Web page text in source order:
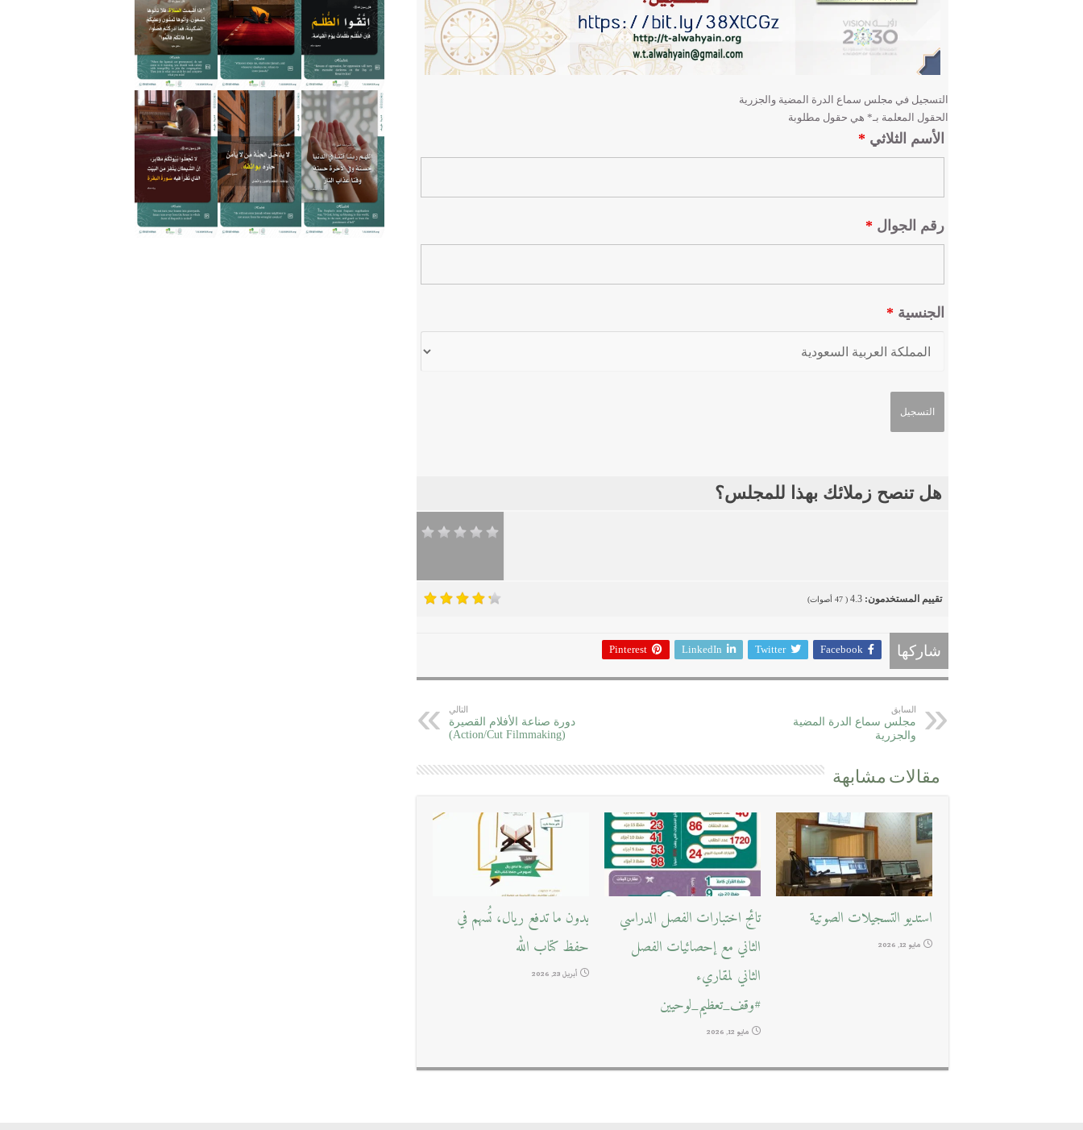
التسجيل في مجلس سماع الدرة المضية والجزرية
الحقول المعلمة بـ* هي حقول مطلوبة
الأسم الثلاثي *
رقم الجوال *
الجنسية *
هل تنصح زملائك بهذا للمجلس؟
تقييم المستخدمون: 4.3
(
47 أصوات)
شاركها Facebook
Twitter
LinkedIn
Pinterest
السابق
مجلس سماع الدرة المضية
والجزرية
التالي
دورة صناعة الأفلام القصيرة
(Action/Cut Filmmaking)
مقالات مشابهة
استديو التسجيلات الصوتية
مايو 12, 2026
تائج اختبارات الفصل الدراسي
الثاني مع إحصائيات الفصل
الثاني لمقاريء
#وقف_تعظيم_لوحيين
مايو 12, 2026
بدون ما تدفع ريال، تُسهم في
حفظ كتاب الله
أبريل 23, 2026